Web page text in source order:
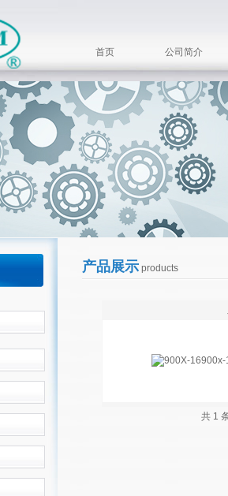
首页 公司简介
产品展示products
共 1